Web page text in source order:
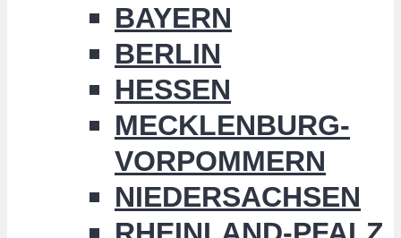
BAYERN
BERLIN
HESSEN
MECKLENBURG-
VORPOMMERN
NIEDERSACHSEN